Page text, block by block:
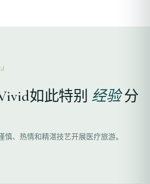
如此特别 经验分
慎、热情和精湛技艺开展医疗旅游。